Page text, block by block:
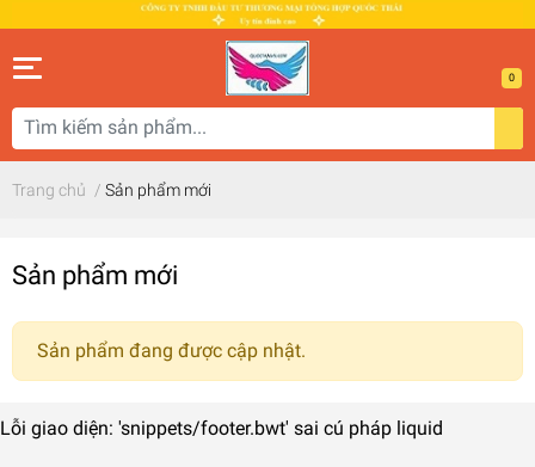
0
Trang chủ / Sản phẩm mới
Sản phẩm mới
Sản phẩm đang được cập nhật.
Lỗi giao diện: 'snippets/footer.bwt' sai cú pháp liquid